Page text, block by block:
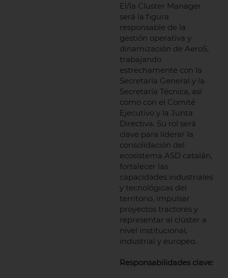
El/la Cluster Manager
será la figura
responsable de la
gestión operativa y
dinamización de AeroS,
trabajando
estrechamente con la
Secretaría General y la
Secretaría Técnica, así
como con el Comité
Ejecutivo y la Junta
Directiva. Su rol será
clave para liderar la
consolidación del
ecosistema ASD catalán,
fortalecer las
capacidades industriales
y tecnológicas del
territorio, impulsar
proyectos tractores y
representar al clúster a
nivel institucional,
industrial y europeo.
Responsabilidades clave: